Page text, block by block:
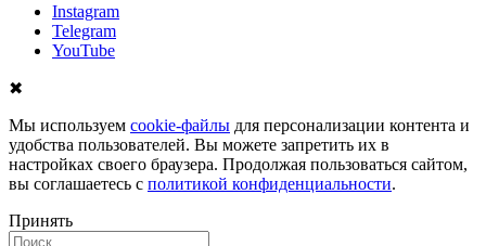
Instagram
Telegram
YouTube
✖
Мы используем cookie-файлы для персонализации контента и
удобства пользователей. Вы можете запретить их в
настройках своего браузера. Продолжая пользоваться сайтом,
вы соглашаетесь с политикой конфиденциальности.
Принять